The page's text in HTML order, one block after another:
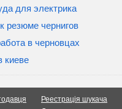
для электрика
резюме чернигов
в черновцах
киеве
Реестрація шукача